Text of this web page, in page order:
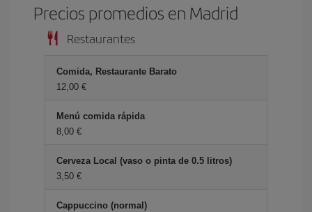
Precios promedios en Madrid
Restaurantes
Comida, Restaurante Barato
12,00 €
Menú comida rápida
8,00 €
Cerveza Local (vaso o pinta de 0.5 litros)
3,50 €
Cappuccino (normal)